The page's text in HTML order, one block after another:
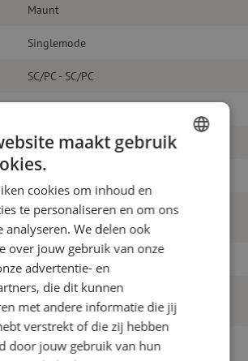
Maunt
Singlemode
SC/PC - SC/PC
Simplex
5m
1.8
Patchkabel simplex SM, SC/PC-SC/PC,
1.8mm, 5m
M20000326
maakt gebruik
cookies om inhoud en
te personaliseren en om ons
analyseren. We delen ook
over jouw gebruik van onze
advertentie- en
die dit kunnen
met andere informatie die jij
verstrekt of die zij hebben
door jouw gebruik van hun